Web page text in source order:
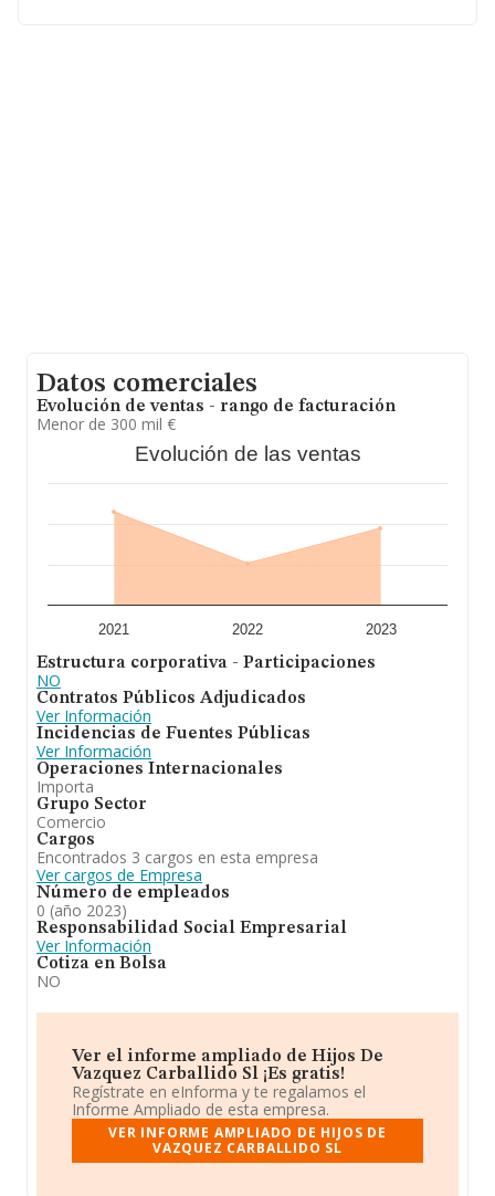
Datos comerciales
Evolución de ventas - rango de facturación
Menor de 300 mil €
Evolución de las ventas
2021 2022 2023
Estructura corporativa - Participaciones
NO
Contratos Públicos Adjudicados
Ver Información
Incidencias de Fuentes Públicas
Ver Información
Operaciones Internacionales
Importa
Grupo Sector
Comercio
Cargos
Encontrados 3 cargos en esta empresa
Ver cargos de Empresa
Número de empleados
0 (año 2023)
Responsabilidad Social Empresarial
Ver Información
Cotiza en Bolsa
NO
Ver el informe ampliado de Hijos De
Vazquez Carballido Sl ¡Es gratis!
Regístrate en eInforma y te regalamos el
Informe Ampliado de esta empresa.
VER INFORME AMPLIADO DE HIJOS DE
VAZQUEZ CARBALLIDO SL